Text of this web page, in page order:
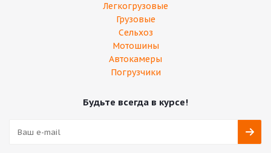
Легкогрузовые
Грузовые
Сельхоз
Мотошины
Автокамеры
Погрузчики
Будьте всегда в курсе!